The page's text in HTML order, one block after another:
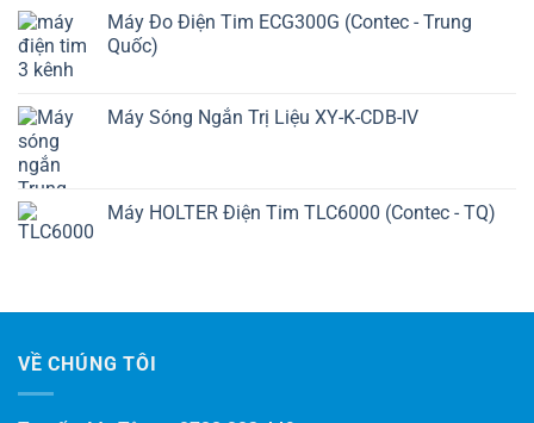
Máy Đo Điện Tim ECG300G (Contec - Trung
Quốc)
Máy Sóng Ngắn Trị Liệu XY-K-CDB-IV
Máy HOLTER Điện Tim TLC6000 (Contec - TQ)
VỀ CHÚNG TÔI